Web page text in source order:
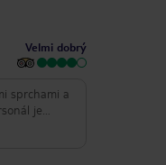
Velmi dobrý
sprchami a
je
skvělé
televize jsou